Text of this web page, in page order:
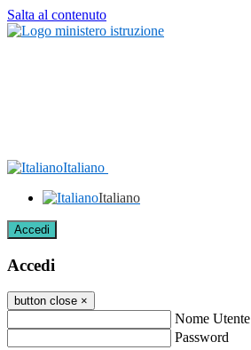
Salta al contenuto
Italiano
Italiano
Accedi
Accedi
button close ×
Nome Utente
Password